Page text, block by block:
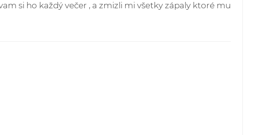
si ho každý večer , a zmizli mi všetky zápaly ktoré mu